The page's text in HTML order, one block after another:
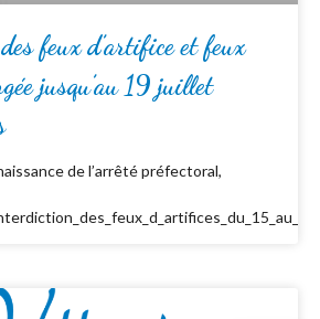
feux d’artifice et feux
jusqu’au 19 juillet
de l’arrêté préfectoral,